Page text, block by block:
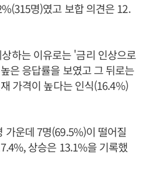
명)였고 보합 의견은 12.
하는 이유로는 '금리 인상으로
은 응답률을 보였고 그 뒤로는
가격이 높다는 인식(16.4%)
가운데 7명(69.5%)이 떨어질
상승은 13.1%을 기록했